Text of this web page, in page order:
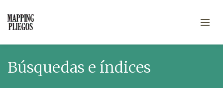
Búsquedas e índices